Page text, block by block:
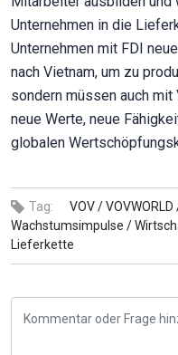
Unternehmen in die
Unternehmen mit FDI
nach Vietnam, um zu
sondern müssen auch
neue Werte, neue
globalen
Tag: VOV /VOVWORLD
Wachstumsimpulse /
Lieferkette